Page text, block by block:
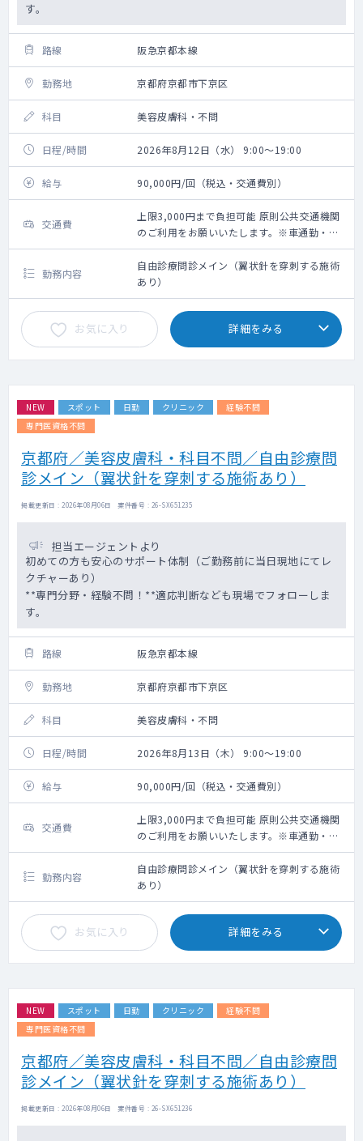
す。
路線 阪急京都本線
勤務地 京都府京都市下京区
科目 美容皮膚科・不問
日程/時間 2026年8月12日（水） 9:00～19:00
給与 90,000円/回（税込・交通費別）
交通費
上限3,000円まで負担可能 原則公共交通機関
のご利用をお願いいたします。※車通勤・タ
クシー利用要相談
勤務内容
自由診療問診メイン（翼状針を穿刺する施術
あり）
お気に入り 詳細をみる
NEW スポット 日勤 クリニック
経験不問
専門医資格不問
京都府／美容皮膚科・科目不問／自由診療問
診メイン（翼状針を穿刺する施術あり）
掲載更新日 : 2026年08月06日 案件番号 : 26-SX651235
担当エージェントより
初めての方も安心のサポート体制（ご勤務前に当日現地にてレ
クチャーあり）
**専門分野・経験不問！**適応判断なども現場でフォローしま
す。
路線 阪急京都本線
勤務地 京都府京都市下京区
科目 美容皮膚科・不問
日程/時間 2026年8月13日（木） 9:00～19:00
給与 90,000円/回（税込・交通費別）
交通費
上限3,000円まで負担可能 原則公共交通機関
のご利用をお願いいたします。※車通勤・タ
クシー利用要相談
勤務内容
自由診療問診メイン（翼状針を穿刺する施術
あり）
お気に入り 詳細をみる
NEW スポット 日勤 クリニック
経験不問
専門医資格不問
京都府／美容皮膚科・科目不問／自由診療問
診メイン（翼状針を穿刺する施術あり）
掲載更新日 : 2026年08月06日 案件番号 : 26-SX651236